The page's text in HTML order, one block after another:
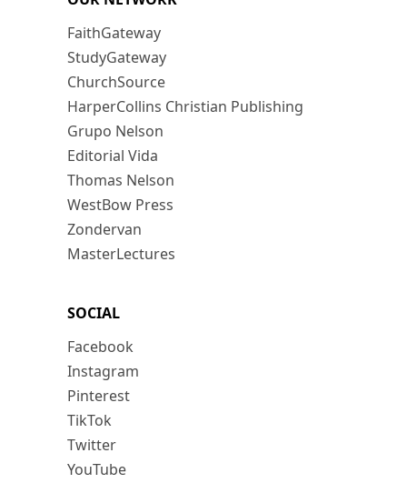
FaithGateway
StudyGateway
ChurchSource
HarperCollins Christian Publishing
Grupo Nelson
Editorial Vida
Thomas Nelson
WestBow Press
Zondervan
MasterLectures
SOCIAL
Facebook
Instagram
Pinterest
TikTok
Twitter
YouTube